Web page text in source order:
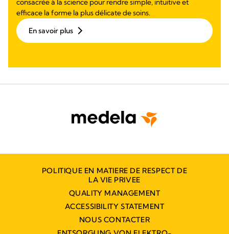
consacrée à la science pour rendre simple, intuitive et
efficace la forme la plus délicate de soins.
En savoir plus
POLITIQUE EN MATIERE DE RESPECT DE
LA VIE PRIVEE
QUALITY MANAGEMENT
ACCESSIBILITY STATEMENT
NOUS CONTACTER